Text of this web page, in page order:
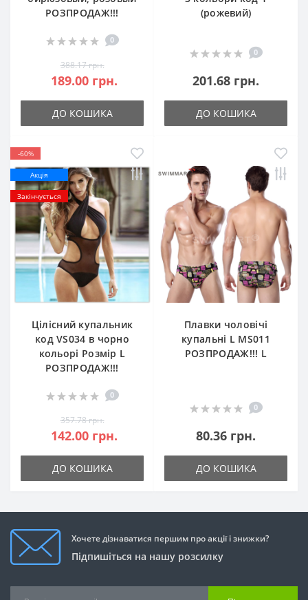
РОЗПРОДАЖ!!!
0
388.17 грн.
189.00 грн.
ДО КОШИКА
(рожевий)
0
201.68 грн.
ДО КОШИКА
-60%
Акція
Закінчується
Цілісний купальник
код VS034 в чорно
кольорі Розмір L
РОЗПРОДАЖ!!!
0
357.78 грн.
142.00 грн.
ДО КОШИКА
Плавки чоловічі
купальні L MS011
РОЗПРОДАЖ!!! L
0
80.36 грн.
ДО КОШИКА
Хочете дізнаватися першим про акції і знижки?
Підпишіться на нашу розсилку